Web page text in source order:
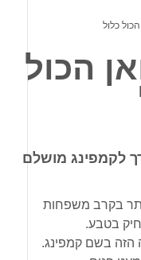
כלול
הכול
לקמפינג מושלם
בקרב משפחות
בטבע.
הזה בשם קמפינג.